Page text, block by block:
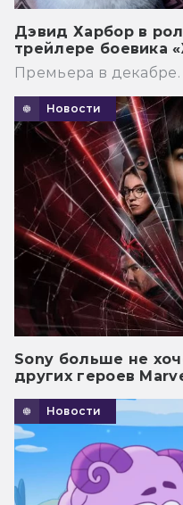
Дэвид Харбор в
трейлере боевика
Премьера в декабре.
Новости
Sony больше не
других героев
Новости